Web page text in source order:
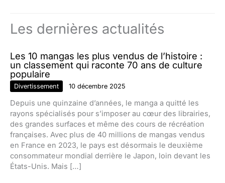
Les dernières actualités
Les 10 mangas les plus vendus de l’histoire :
un classement qui raconte 70 ans de culture
populaire
Divertissement 10 décembre 2025
Depuis une quinzaine d’années, le manga a quitté les
rayons spécialisés pour s’imposer au cœur des librairies,
des grandes surfaces et même des cours de récréation
françaises. Avec plus de 40 millions de mangas vendus
en France en 2023, le pays est désormais le deuxième
consommateur mondial derrière le Japon, loin devant les
États-Unis. Mais […]